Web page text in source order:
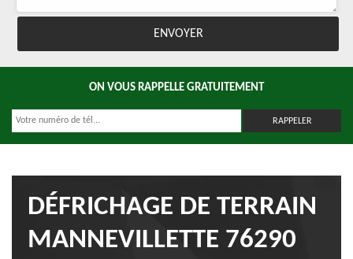
ON VOUS RAPPELLE GRATUITEMENT
DÉFRICHAGE DE TERRAIN
MANNEVILLETTE 76290